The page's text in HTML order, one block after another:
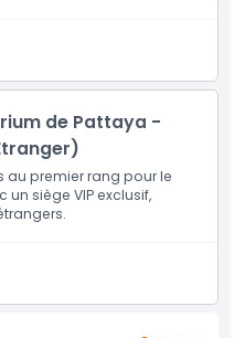
de Pattaya -
au premier rang pour le
siège VIP exclusif,